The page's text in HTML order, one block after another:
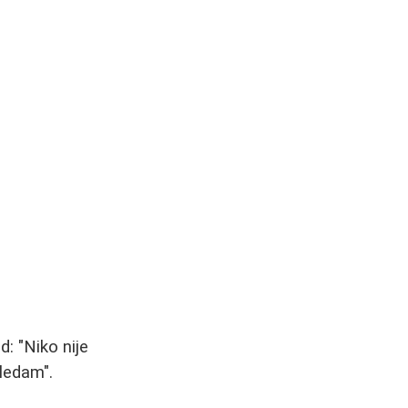
"Niko nije